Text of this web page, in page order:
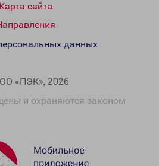
Карта сайта
«ПЭК», 2026
и охраняются законом
данных